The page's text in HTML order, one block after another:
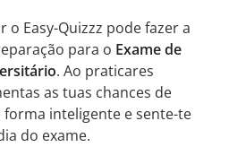
o Easy-Quizzz pode fazer a
para o Exame de
. Ao praticares
as tuas chances de
forma inteligente e sente-te
do exame.